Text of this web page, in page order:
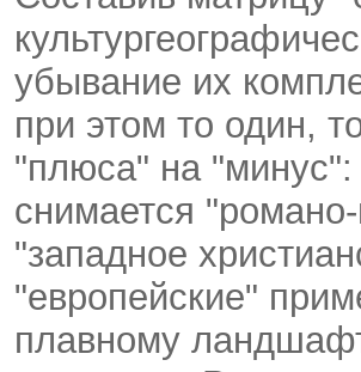
убывание их
при этом то один,
"плюса" на
снимается
"западное
"европейские"
плавному